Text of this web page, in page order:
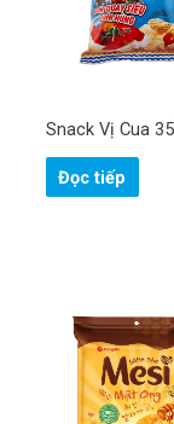
Snack Vị Cua
Đọc tiếp